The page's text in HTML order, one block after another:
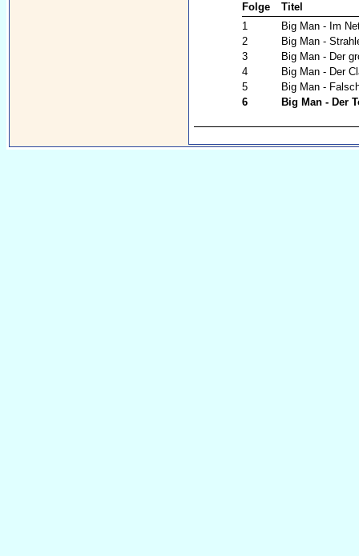
Folge
Titel
1
Big Man - Im
2
Big Man -
3
Big Man - Der
4
Big Man - Der
5
Big Man -
6
Big Man - Der